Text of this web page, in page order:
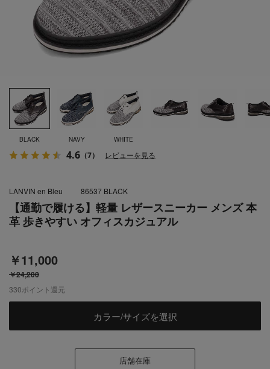
BLACK NAVY WHITE
【通勤で履ける】軽量 レザースニーカー メンズ 本
革 歩きやすい オフィスカジュアル
4.6 （7） レビューを見る
￥11,000
￥24,200
LANVIN en Bleu 86537 BLACK
330ポイント還元
カラー/サイズを選択
店舗在庫